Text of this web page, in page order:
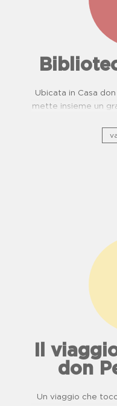
Ubicata in Casa
mette insieme un
Il
don
Un viaggio che